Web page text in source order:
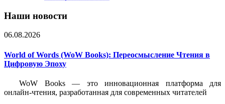
Наши новости
06.08.2026
World of Words (WoW Books): Переосмысление Чтения в
Цифровую Эпоху
WoW Books — это инновационная платформа для
онлайн-чтения, разработанная для современных читателей